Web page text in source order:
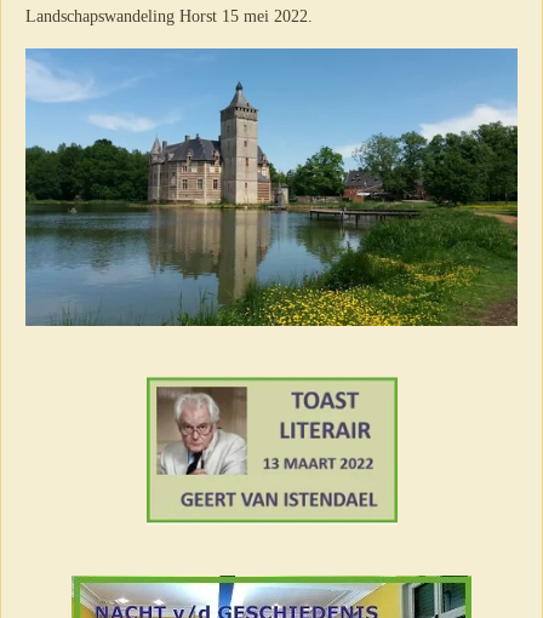
Landschapswandeling Horst 15 mei 2022.